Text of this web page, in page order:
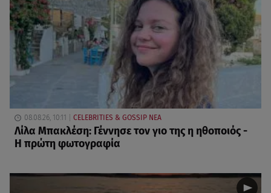
08.08.26, 10:11 CELEBRITIES & GOSSIP ΝΕΑ
Λίλα Μπακλέση: Γέννησε τον γιο της η ηθοποιός -
Η πρώτη φωτογραφία